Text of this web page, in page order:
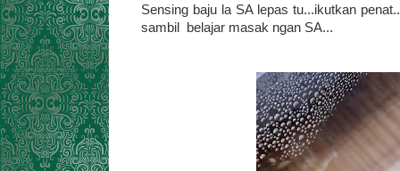
Sensing baju la SA lepas tu...ikutkan
sambil belajar masak ngan SA...